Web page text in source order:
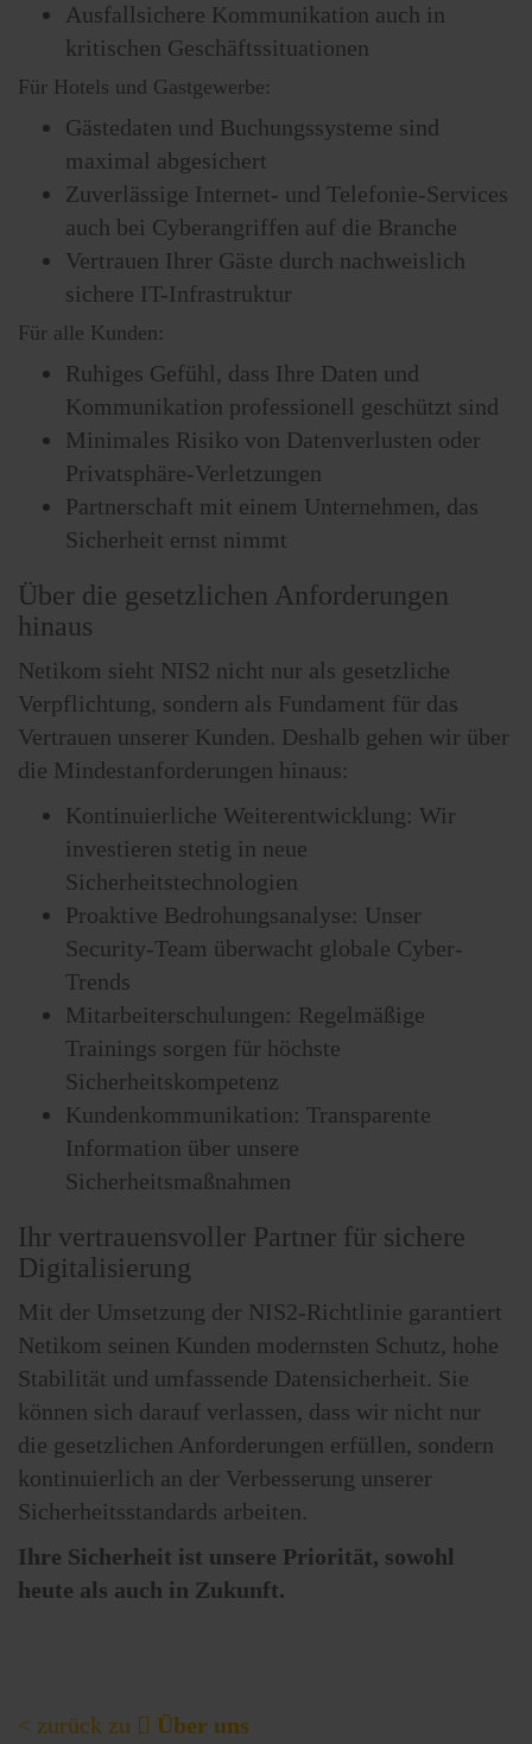
Ausfallsichere Kommunikation auch in
kritischen Geschäftssituationen
Für Hotels und Gastgewerbe:
Gästedaten und Buchungssysteme sind
maximal abgesichert
Zuverlässige Internet- und Telefonie-Services
auch bei Cyberangriffen auf die Branche
Vertrauen Ihrer Gäste durch nachweislich
sichere IT-Infrastruktur
Für alle Kunden:
Ruhiges Gefühl, dass Ihre Daten und
Kommunikation professionell geschützt sind
Minimales Risiko von Datenverlusten oder
Privatsphäre-Verletzungen
Partnerschaft mit einem Unternehmen, das
Sicherheit ernst nimmt
Über die gesetzlichen Anforderungen
hinaus
Netikom sieht NIS2 nicht nur als gesetzliche
Verpflichtung, sondern als Fundament für das
Vertrauen unserer Kunden. Deshalb gehen wir über
die Mindestanforderungen hinaus:
Kontinuierliche Weiterentwicklung: Wir
investieren stetig in neue
Sicherheitstechnologien
Proaktive Bedrohungsanalyse: Unser
Security-Team überwacht globale Cyber-
Trends
Mitarbeiterschulungen: Regelmäßige
Trainings sorgen für höchste
Sicherheitskompetenz
Kundenkommunikation: Transparente
Information über unsere
Sicherheitsmaßnahmen
Ihr vertrauensvoller Partner für sichere
Digitalisierung
Mit der Umsetzung der NIS2-Richtlinie garantiert
Netikom seinen Kunden modernsten Schutz, hohe
Stabilität und umfassende Datensicherheit. Sie
können sich darauf verlassen, dass wir nicht nur
die gesetzlichen Anforderungen erfüllen, sondern
kontinuierlich an der Verbesserung unserer
Sicherheitsstandards arbeiten.
Ihre Sicherheit ist unsere Priorität, sowohl
heute als auch in Zukunft.
< zurück zu Über uns